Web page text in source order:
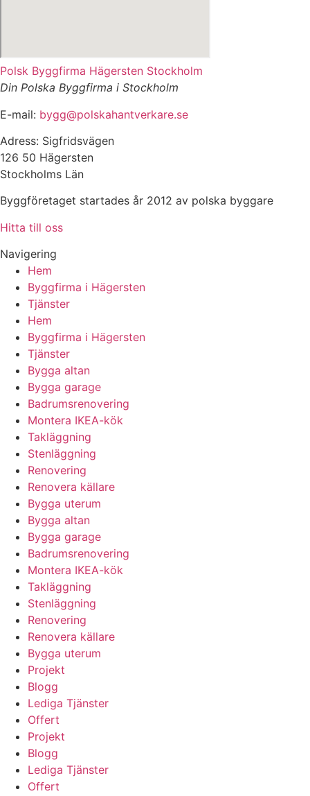
Polsk Byggfirma Hägersten Stockholm
Din Polska Byggfirma i Stockholm
E-mail: bygg@polskahantverkare.se
Adress: Sigfridsvägen
126 50 Hägersten
Stockholms Län
Byggföretaget startades år 2012 av polska byggare
Hitta till oss
Navigering
Hem
Byggfirma i Hägersten
Tjänster
Hem
Byggfirma i Hägersten
Tjänster
Bygga altan
Bygga garage
Badrumsrenovering
Montera IKEA-kök
Takläggning
Stenläggning
Renovering
Renovera källare
Bygga uterum
Bygga altan
Bygga garage
Badrumsrenovering
Montera IKEA-kök
Takläggning
Stenläggning
Renovering
Renovera källare
Bygga uterum
Projekt
Blogg
Lediga Tjänster
Offert
Projekt
Blogg
Lediga Tjänster
Offert